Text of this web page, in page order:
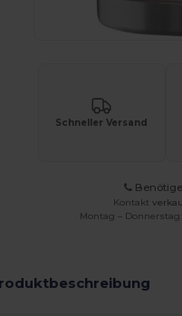
Schneller Versand
Kontakt
Montag – Donnerstag: